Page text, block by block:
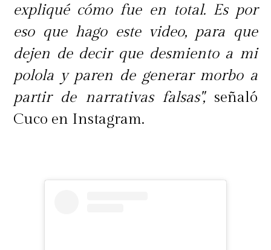
expliqué cómo fue en total. Es por
eso que hago este video, para que
dejen de decir que desmiento a mi
polola y paren de generar morbo a
partir de narrativas falsas",señaló
Cuco en Instagram.